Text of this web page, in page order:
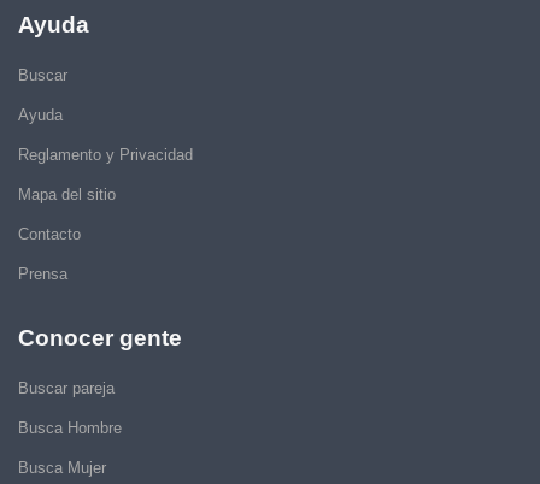
Ayuda
Buscar
Ayuda
Reglamento y Privacidad
Mapa del sitio
Contacto
Prensa
Conocer gente
Buscar pareja
Busca Hombre
Busca Mujer